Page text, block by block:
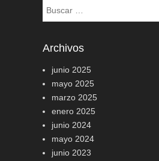
Buscar
Archivos
junio 2025
mayo 2025
marzo 2025
enero 2025
junio 2024
mayo 2024
junio 2023